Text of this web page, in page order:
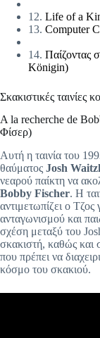
12. Life of a
13. Computer
14. Παίζοντας
Königin)
Σκακιστικές ταινίες
A la recherche de
Φίσερ)
Αυτή η ταινία του
θαύματος Josh
νεαρού παίκτη να
Bobby Fischer. Η
αντιμετωπίζει ο
ανταγωνισμού και
σχέση μεταξύ του
σκακιστή, καθώς και
που πρέπει να
κόσμο του σκακιού.